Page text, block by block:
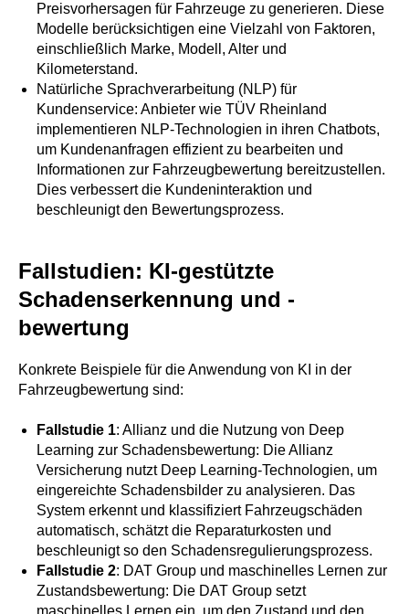
Preisvorhersagen für Fahrzeuge zu generieren. Diese
Modelle berücksichtigen eine Vielzahl von Faktoren,
einschließlich Marke, Modell, Alter und
Kilometerstand.
Natürliche Sprachverarbeitung (NLP) für
Kundenservice: Anbieter wie TÜV Rheinland
implementieren NLP-Technologien in ihren Chatbots,
um Kundenanfragen effizient zu bearbeiten und
Informationen zur Fahrzeugbewertung bereitzustellen.
Dies verbessert die Kundeninteraktion und
beschleunigt den Bewertungsprozess.
Fallstudien: KI-gestützte
Schadenserkennung und -
bewertung
Konkrete Beispiele für die Anwendung von KI in der
Fahrzeugbewertung sind:
Fallstudie 1: Allianz und die Nutzung von Deep
Learning zur Schadensbewertung: Die Allianz
Versicherung nutzt Deep Learning-Technologien, um
eingereichte Schadensbilder zu analysieren. Das
System erkennt und klassifiziert Fahrzeugschäden
automatisch, schätzt die Reparaturkosten und
beschleunigt so den Schadensregulierungsprozess.
Fallstudie 2: DAT Group und maschinelles Lernen zur
Zustandsbewertung: Die DAT Group setzt